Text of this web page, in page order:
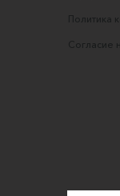
Политика
Согласие